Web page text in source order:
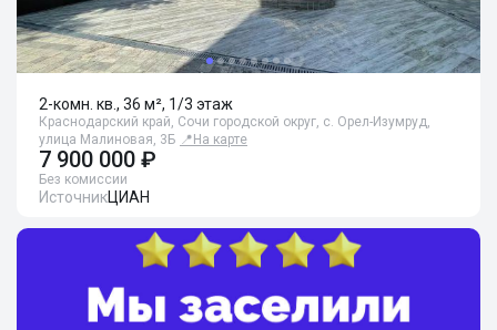
2-комн. кв., 36 м², 1/3 этаж
Краснодарский край, Сочи городской округ, с. Орел-Изумруд,
улица Малиновая, 3Б 📍 На карте
7 900 000 ₽
Без комиссии
ИсточникЦИАН